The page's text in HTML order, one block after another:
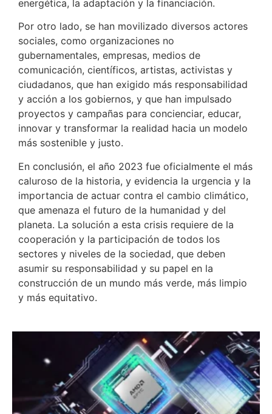
energética, la adaptación y la financiación.
Por otro lado, se han movilizado diversos actores
sociales, como organizaciones no
gubernamentales, empresas, medios de
comunicación, científicos, artistas, activistas y
ciudadanos, que han exigido más responsabilidad
y acción a los gobiernos, y que han impulsado
proyectos y campañas para concienciar, educar,
innovar y transformar la realidad hacia un modelo
más sostenible y justo.
En conclusión, el año 2023 fue oficialmente el más
caluroso de la historia, y evidencia la urgencia y la
importancia de actuar contra el cambio climático,
que amenaza el futuro de la humanidad y del
planeta. La solución a esta crisis requiere de la
cooperación y la participación de todos los
sectores y niveles de la sociedad, que deben
asumir su responsabilidad y su papel en la
construcción de un mundo más verde, más limpio
y más equitativo.